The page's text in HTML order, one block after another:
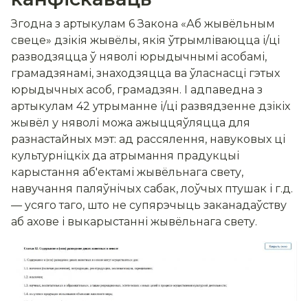
Згодна з артыкулам 6 Закона «Аб жывёльным
свеце» дзікія жывёлы, якія ўтрымліваюцца і/ці
разводзяцца ў няволі юрыдычнымі асобамі,
грамадзянамі, знаходзяцца ва ўласнасці гэтых
юрыдычных асоб, грамадзян. І адпаведна з
артыкулам 42 утрыманне і/ці развядзенне дзікіх
жывёл у няволі можа ажыццяўляцца для
разнастайных мэт: ад рассялення, навуковых ці
культурніцкіх да атрымання прадукцыі
карыстання аб'ектамі жывёльнага свету,
навучання паляўнічых сабак, лоўчых птушак і г.д.
— усяго таго, што не супярэчыць заканадаўству
аб ахове і выкарыстанні жывёльнага свету.